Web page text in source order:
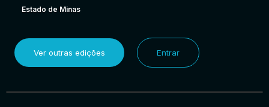
Estado de Minas
Ver outras edições Entrar